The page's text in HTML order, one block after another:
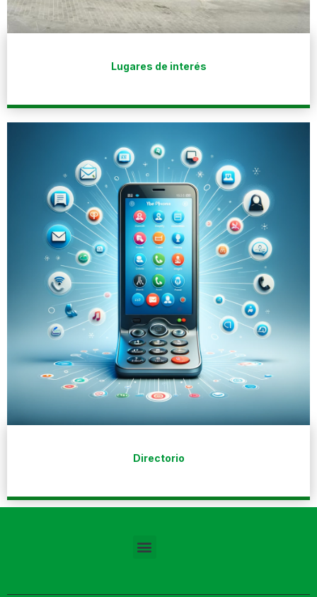
Lugares de interés
Directorio